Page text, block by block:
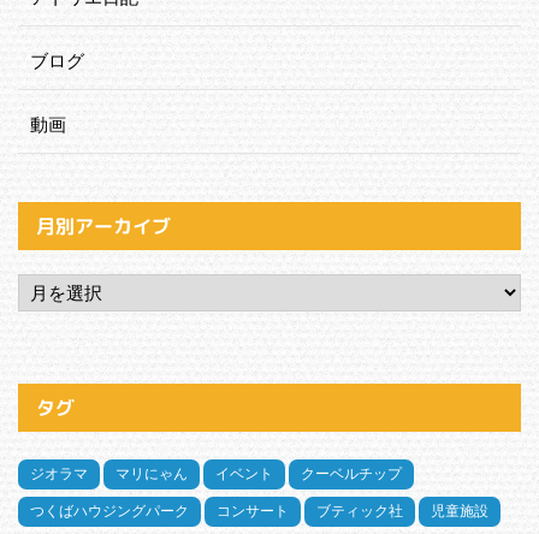
ブログ
動画
月別アーカイブ
タグ
ジオラマ マリにゃん イベント クーベルチップ
つくばハウジングパーク コンサート ブティック社 児童施設